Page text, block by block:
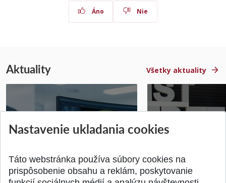
Áno Nie
Aktuality Všetky aktuality
Europe na posilnenie
Študentský tím z
jediný zastupoval
Nastavenie ukladania cookies
Táto webstránka používa súbory cookies na
prispôsobenie obsahu a reklám, poskytovanie